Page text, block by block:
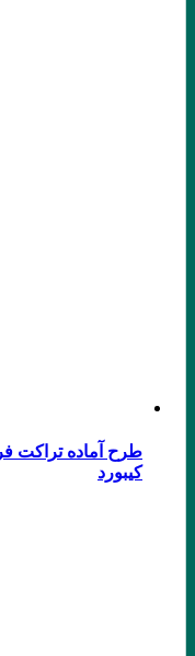
طرح آماده تراکت
کیبورد